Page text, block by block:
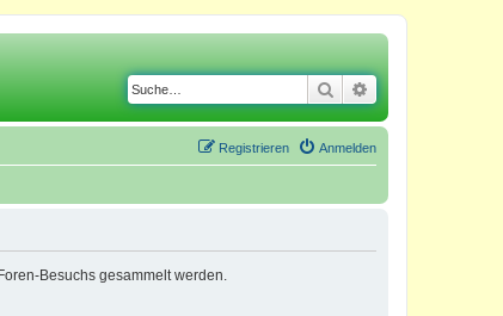
Suche
Anmelden
Registrieren
Besuchs gesammelt werden.